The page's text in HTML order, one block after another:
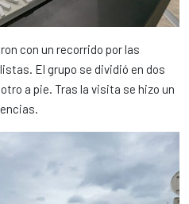
con un recorrido por las
El grupo se dividió en dos
a pie. Tras la visita se hizo un